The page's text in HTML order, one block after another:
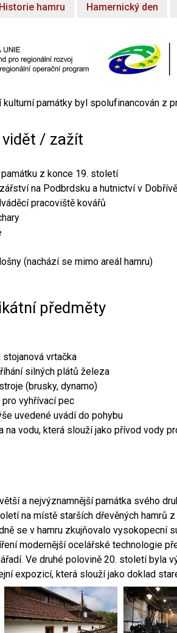
Historie hamru Hamernický den
památky byl spolufinancován z
/ zažít
z konce 19. století
na Podbrdsku a hutnictví v Dobřívě
pracoviště kovářů
(nachází se mimo areál hamru)
předměty
vrtačka
silných plátů železa
(brusky, dynamo)
vyhřívací pec
uvedené uvádí do pohybu
na vodu, která slouží jako přívod vody
a nejvýznamnější památka svého
na místě starších dřevěných hamrů
se v hamru zkujňovalo vysokopecní
modernější ocelářské technologie
Ve druhé polovině 20. století byla
expozicí, která slouží jako doklad